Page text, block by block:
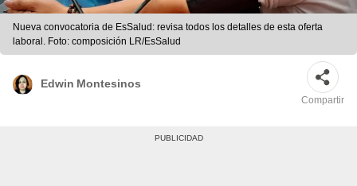
Nueva convocatoria de EsSalud: revisa todos los detalles de esta oferta
laboral. Foto: composición LR/EsSalud
Edwin Montesinos
Compartir